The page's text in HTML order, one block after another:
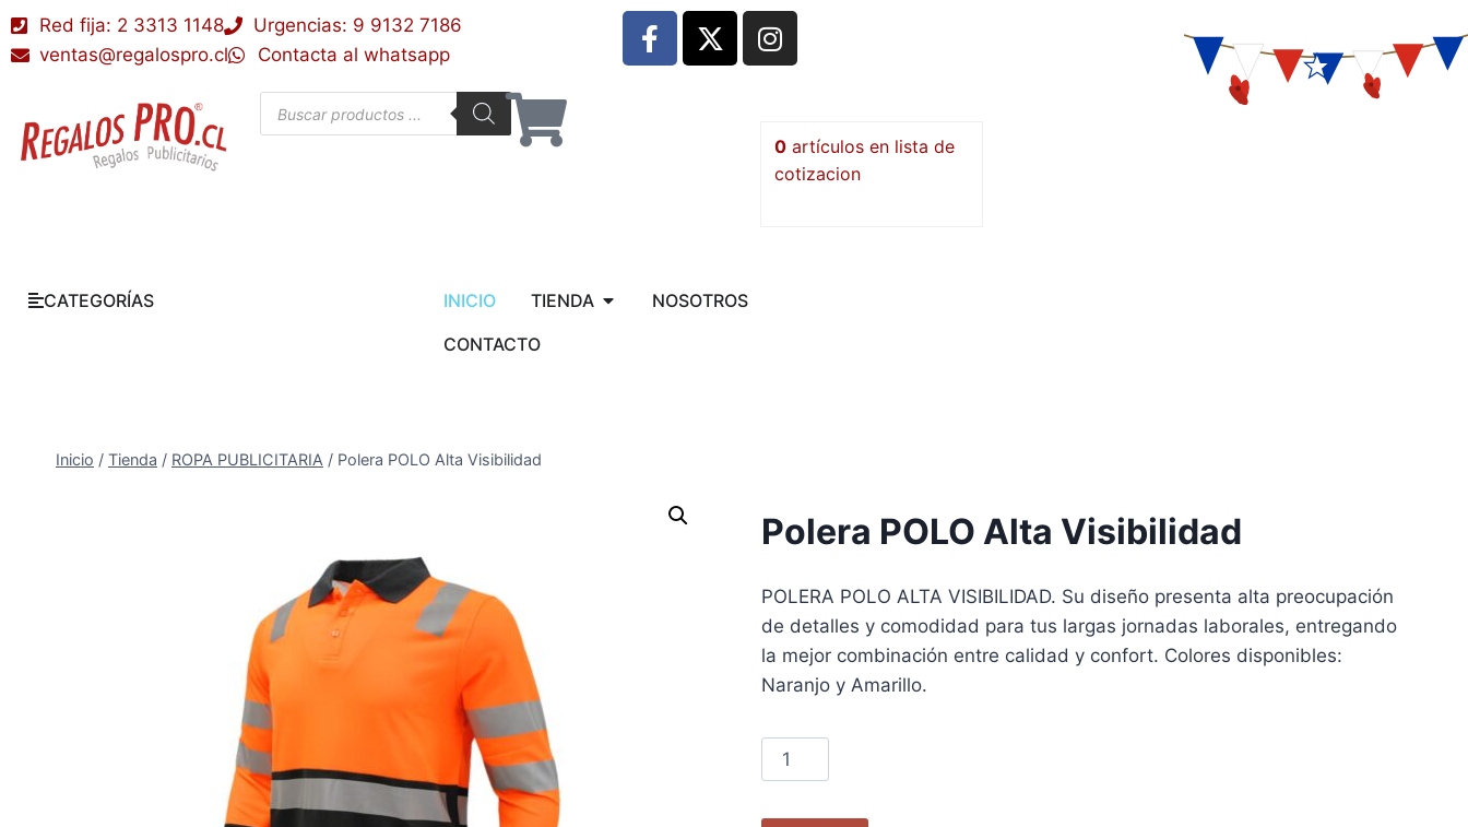
Red fija: 2 3313 1148
Urgencias: 9 9132 7186
ventas@regalospro.cl
Contacta al whatsapp
0 artículos
CATEGORÍAS INICIO TIENDA
NOSOTROS
CONTACTO
Inicio / Tienda / ROPA PUBLICITARIA / Polera POLO Alta Visibilidad
Polera POLO Alta Visibilidad
POLERA POLO ALTA VISIBILIDAD. Su diseño presenta alta preocupación
de detalles y comodidad para tus largas jornadas laborales, entregando
la mejor combinación entre calidad y confort. Colores disponibles:
Naranjo y Amarillo.